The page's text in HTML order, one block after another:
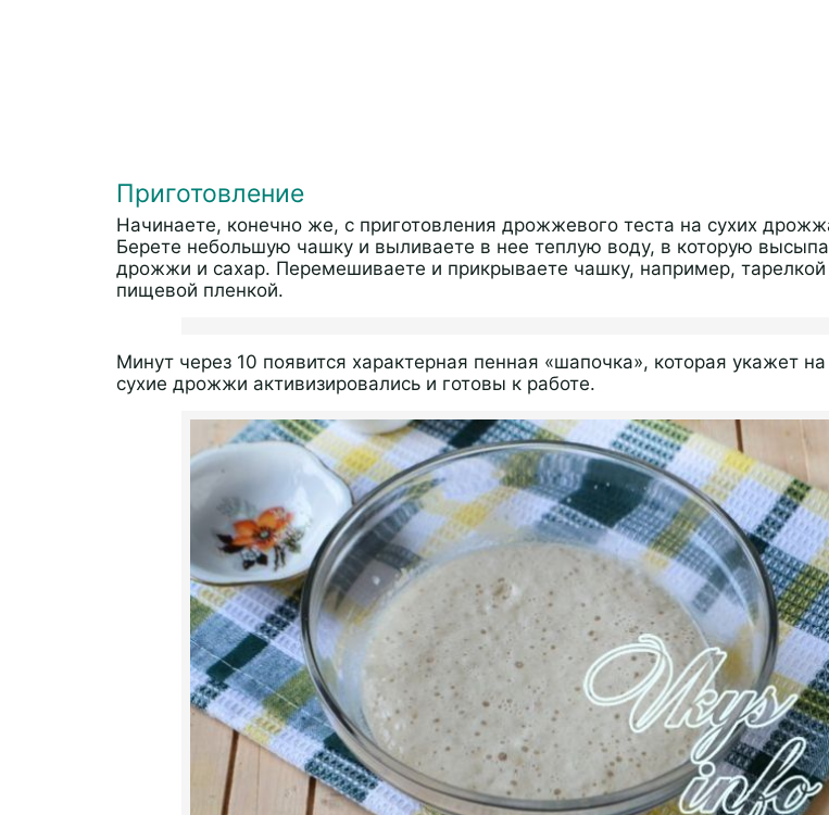
Приготовление
Начинаете, конечно же, с приготовления дрожжевого теста на сухих
Берете небольшую чашку и выливаете в нее теплую воду, в которую
дрожжи и сахар. Перемешиваете и прикрываете чашку, например, тарелкой
пищевой пленкой.
Минут через 10 появится характерная пенная «шапочка», которая укажет на
сухие дрожжи активизировались и готовы к работе.